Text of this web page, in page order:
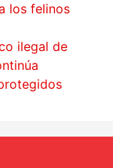
los felinos
ilegal de